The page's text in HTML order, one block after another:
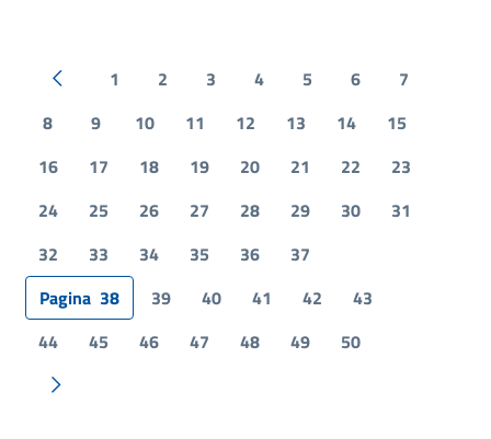
Pagina precedente
1 2 3 4 5 6
7
8
9 10 11 12 13 14
15
16
17 18 19 20 21 22
23
24
25 26 27 28 29 30
31
32
33 34 35 36
37
Pagina 38 39 40 41 42
43
44
45 46 47 48 49 50
Pagina successiva